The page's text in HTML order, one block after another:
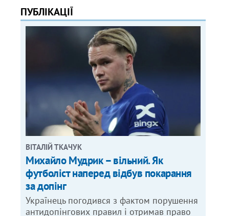
ПУБЛІКАЦІЇ
ВІТАЛІЙ ТКАЧУК
Михайло Мудрик – вільний. Як
футболіст наперед відбув покарання
за допінг
Українець погодився з фактом порушення
антидопінгових правил і отримав право